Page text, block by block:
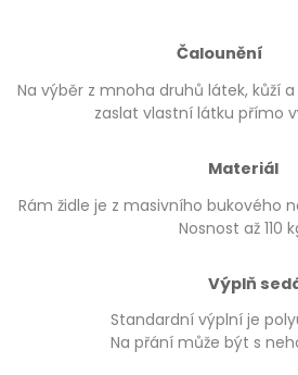
Čalounění
Na výběr z mnoha druhů látek, kůží
zaslat vlastní látku přímo
Materiál
Rám židle je z masivního bukového
Nosnost až 110
Výplň
Standardní výplní je
Na přání může být s